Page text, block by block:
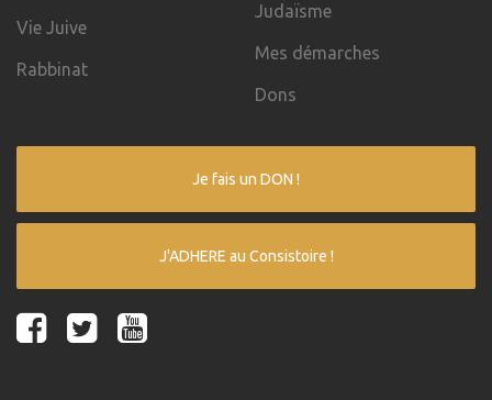
Vie Juive
Rabbinat
Judaïsme
Mes démarches
Dons
Je fais un DON !
J'ADHERE au Consistoire !